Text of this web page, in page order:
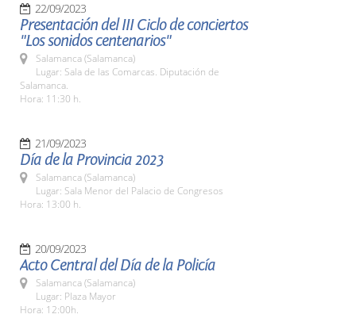
22/09/2023
Presentación del III Ciclo de conciertos
"Los sonidos centenarios"
Salamanca (Salamanca)
Lugar: Sala de las Comarcas. Diputación de
Salamanca.
Hora: 11:30 h.
21/09/2023
Día de la Provincia 2023
Salamanca (Salamanca)
Lugar: Sala Menor del Palacio de Congresos
Hora: 13:00 h.
20/09/2023
Acto Central del Día de la Policía
Salamanca (Salamanca)
Lugar: Plaza Mayor
Hora: 12:00h.